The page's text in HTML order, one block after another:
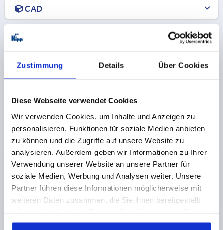
Zustimmung Details Über Cookies
Diese Webseite verwendet Cookies
Wir verwenden Cookies, um Inhalte und Anzeigen zu
personalisieren, Funktionen für soziale Medien anbieten
zu können und die Zugriffe auf unsere Website zu
analysieren. Außerdem geben wir Informationen zu Ihrer
Verwendung unserer Website an unsere Partner für
soziale Medien, Werbung und Analysen weiter. Unsere
Partner führen diese Informationen möglicherweise mit
weiteren Daten zusammen, die Sie ihnen bereitgestellt
gesammelt haben.
CAD
DOWNLOADS
K2003